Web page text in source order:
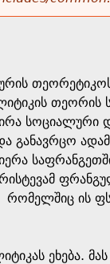
სოციალური
ის
ეხება.